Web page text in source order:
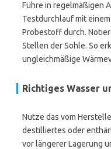
Führe in regelmäßigen
Testdurchlauf mit
Probestoff durch.
Stellen der Sohle. So
ungleichmäßige
Richtiges Wasser
Nutze das vom
destilliertes oder
vor längerer Lagerung